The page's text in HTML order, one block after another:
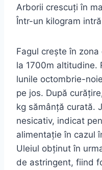
Arborii crescuţi în
Într-un kilogram
Fagul creşte în
la 1700m altitudine.
lunile octombrie-
pe jos. După
kg sămânţă curată.
nesicativ, indicat
alimentaţie în cazul
Uleiul obţinut în
de astringent, fiind